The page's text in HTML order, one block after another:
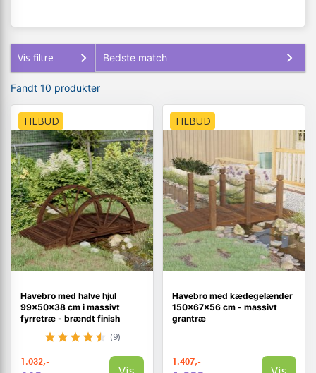
Vis filtre
Fandt 10 produkter
TILBUD
Havebro med halve hjul
99×50×38 cm i massivt
fyrretræ - brændt finish
(9)
1.032,-
TILBUD
Havebro med kædegelænder
150×67×56 cm - massivt
grantræ
1.407,-